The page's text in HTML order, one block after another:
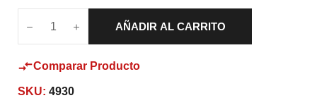
AÑADIR AL CARRITO
Comparar Producto
SKU: 4930